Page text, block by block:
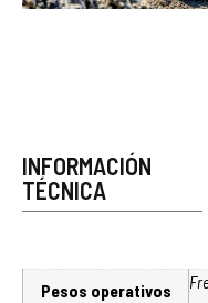
INFORMACIÓN
TÉCNICA
Pesos operativos